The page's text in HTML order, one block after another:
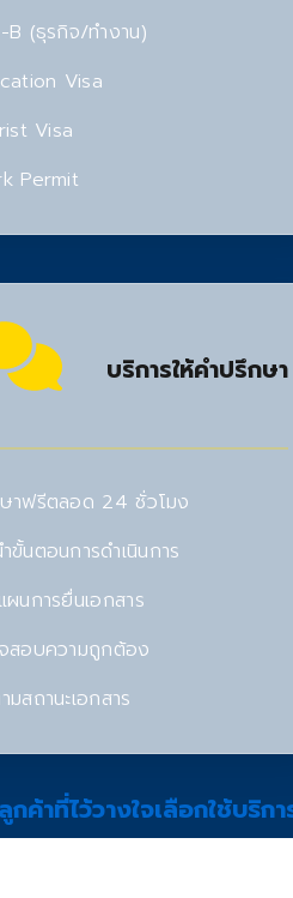
B (ธุรกิจ/ทำงาน)
Visa
Visa
Permit
บริการให้คำปรึกษา
าฟรีตลอด 24 ชั่วโมง
ำขั้นตอนการดำเนินการ
ผนการยื่นเอกสาร
สอบความถูกต้อง
มสถานะเอกสาร
าที่ไว้วางใจเลือกใช้บริกา